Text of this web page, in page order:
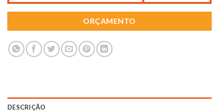
ORÇAMENTO
DESCRIÇÃO